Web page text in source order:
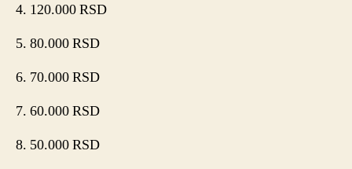
4. 120.000 RSD
5. 80.000 RSD
6. 70.000 RSD
7. 60.000 RSD
8. 50.000 RSD